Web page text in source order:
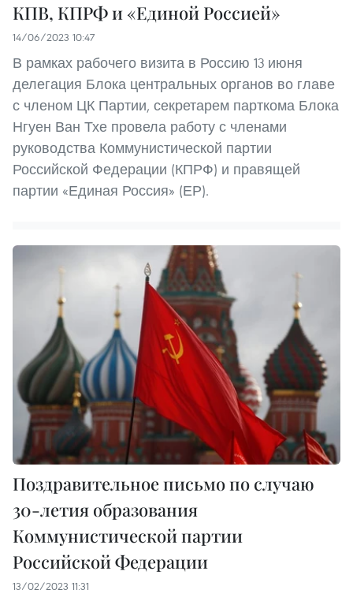
КПВ, КПРФ и «Единой Россией»
14/06/2023 10:47
В рамках рабочего визита в Россию 13 июня
делегация Блока центральных органов во главе
с членом ЦК Партии, секретарем парткома Блока
Нгуен Ван Тхе провела работу с членами
руководства Коммунистической партии
Российской Федерации (КПРФ) и правящей
партии «Единая Россия» (ЕР).
Поздравительное письмо по случаю
30-летия образования
Коммунистической партии
Российской Федерации
13/02/2023 11:31